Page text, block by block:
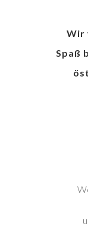
Wir
Spaß